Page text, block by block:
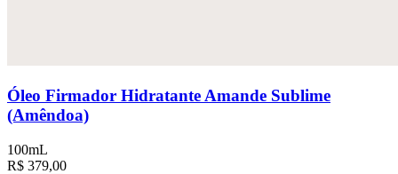
Óleo Firmador Hidratante Amande Sublime
(Amêndoa)
100mL
R$ 379,00